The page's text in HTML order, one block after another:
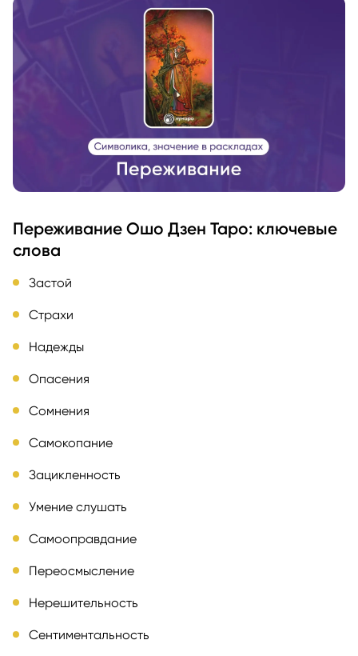
Переживание Ошо Дзен Таро: ключевые
слова
Застой
Страхи
Надежды
Опасения
Сомнения
Самокопание
Зацикленность
Умение слушать
Самооправдание
Переосмысление
Нерешительность
Сентиментальность